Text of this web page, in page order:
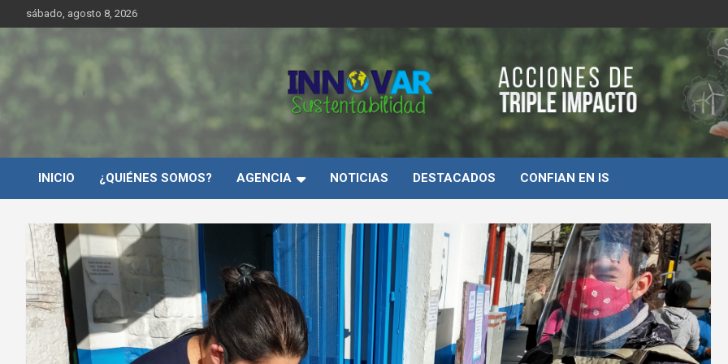
al
contenido
sábado, agosto 8, 2026
Innovar Sustentabilidad
INICIO ¿QUIÉNES SOMOS? AGENCIA NOTICIAS DESTACADOS CONFIAN EN IS